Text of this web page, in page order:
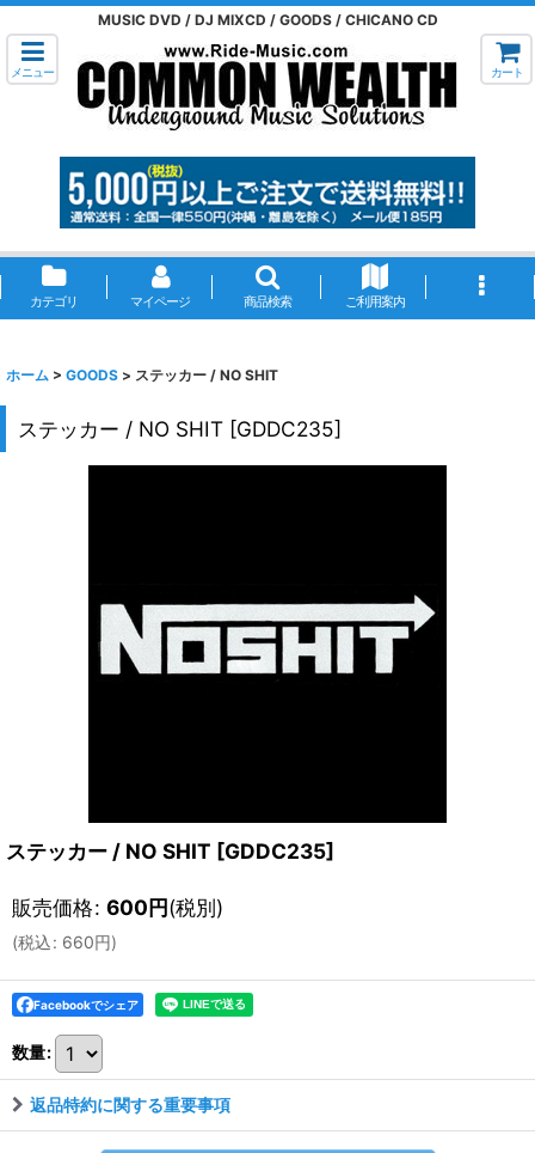
MUSIC DVD / DJ MIXCD / GOODS / CHICANO CD
メニュー カート
カテゴリ マイページ 商品検索 ご利用案内
ホーム > GOODS > ステッカー / NO SHIT
ステッカー / NO SHIT [GDDC235]
ステッカー / NO SHIT [GDDC235]
販売価格: 600円(税別)
(税込: 660円)
Facebookでシェア
数量:
返品特約に関する重要事項